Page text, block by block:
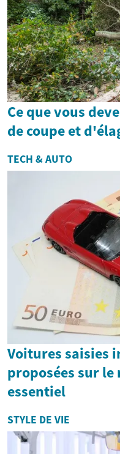
Ce que vous
de coupe et
TECH & AUTO
Voitures saisies
proposées sur le
essentiel
STYLE DE VIE